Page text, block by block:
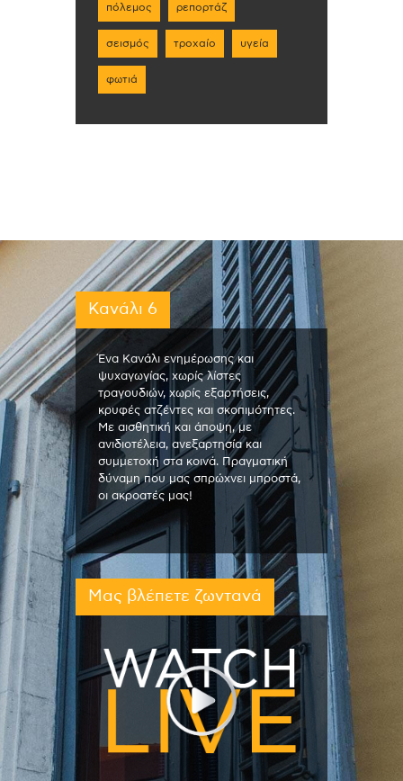
πόλεμος ρεπορτάζ
σεισμός τροχαίο υγεία
φωτιά
Κανάλι 6
Ένα Κανάλι ενημέρωσης και
ψυχαγωγίας, χωρίς λίστες
τραγουδιών, χωρίς εξαρτήσεις,
κρυφές ατζέντες και σκοπιμότητες.
Με αισθητική και άποψη, με
ανιδιοτέλεια, ανεξαρτησία και
συμμετοχή στα κοινά. Πραγματική
δύναμη που μας σπρώχνει μπροστά,
οι ακροατές μας!
Μας βλέπετε ζωντανά